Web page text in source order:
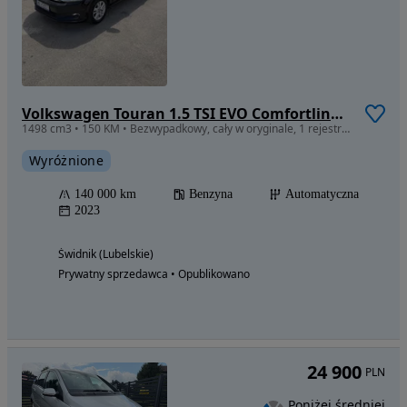
Volkswagen Touran 1.5 TSI EVO Comfortline Plus DSG
1498 cm3 • 150 KM • Bezwypadkowy, cały w oryginale, 1 rejestracja 2024, Dynaudio, TOP LED
Wyróżnione
140 000 km Benzyna
Automatyczna
2023
Świdnik (Lubelskie)
Prywatny sprzedawca • Opublikowano
24 900 PLN